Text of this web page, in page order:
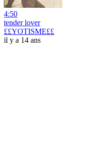
4:50
tender lover
££YOTISME££
il y a 14 ans